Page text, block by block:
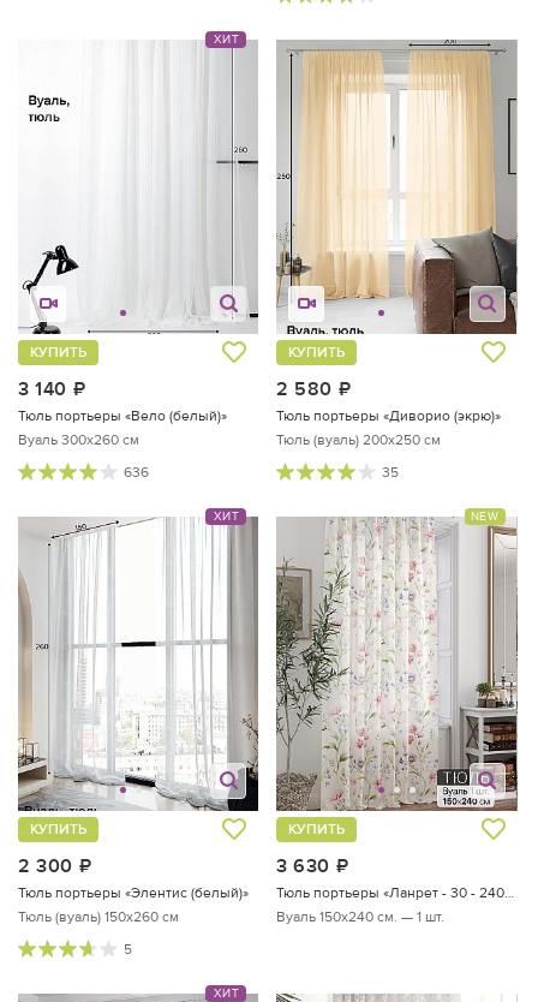
ХИТ
3 140
КУПИТЬ
Тюль портьеры «Вело (белый)»
Вуаль 300х260 см
636
2 580
КУПИТЬ
Тюль портьеры «Диворио (экрю)»
Тюль (вуаль) 200х250 см
35
ХИТ
2 300
КУПИТЬ
Тюль портьеры «Элентис (белый)»
Тюль (вуаль) 150х260 см
5
NEW
3 630
КУПИТЬ
Тюль портьеры «Ланрет - 30 - 240 см»
Вуаль 150х240 см. — 1 шт.
ХИТ